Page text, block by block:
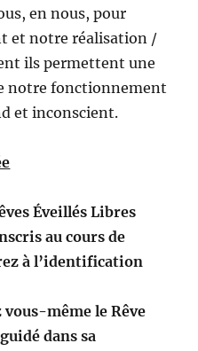
en nous, pour
et notre réalisation /
ils permettent une
notre fonctionnement
et inconscient.
Éveillés Libres
aucours de
à l’identification
même le Rêve
dans sa